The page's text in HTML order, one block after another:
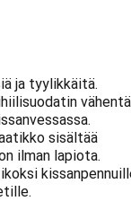
ja tyylikkäitä.
sisältää
ilman lapiota.